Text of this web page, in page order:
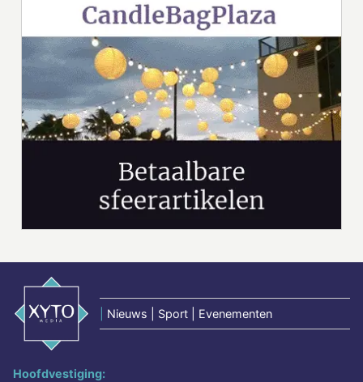
Nieuws | Sport | Evenementen
Hoofdvestiging: